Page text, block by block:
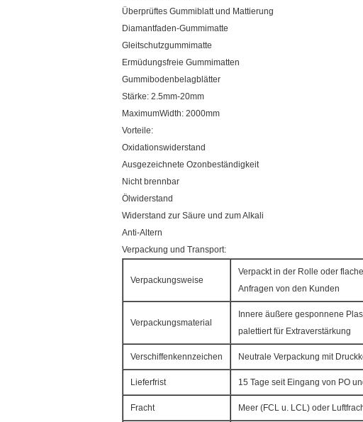
Überprüftes Gummiblatt und Mattierung
Diamantfaden-Gummimatte
Gleitschutzgummimatte
Ermüdungsfreie Gummimatten
Gummibodenbelagblätter
Stärke: 2.5mm-20mm
MaximumWidth: 2000mm
Vorteile:
Oxidationswiderstand
Ausgezeichnete Ozonbeständigkeit
Nicht brennbar
Ölwiderstand
Widerstand zur Säure und zum Alkali
Anti-Altern
Verpackung und Transport:
Verpackungsweise
Verpackt in der Rolle oder
Anfragen von den Kunden
Verpackungsmaterial
Innere äußere gesponnene
palettiert für Extraverstärkung
Verschiffenkennzeichen Neutrale Verpackung mit
Lieferfrist 15 Tage seit Eingang von PO
Fracht Meer (FCL u. LCL) oder